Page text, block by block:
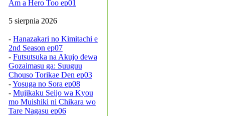
Am a Hero Too ep01
5 sierpnia 2026
- Hanazakari no Kimitachi e
2nd Season ep07
- Futsutsuka na Akujo dewa
Gozaimasu ga: Suuguu
Chouso Torikae Den ep03
-Yosuga no Sora ep08
- Mujikaku Seijo wa Kyou
mo Muishiki ni Chikara wo
Tare Nagasu ep06